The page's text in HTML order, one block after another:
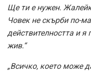
Ще ти е нужен.
Човек не скърби по-
действителността и
жив.“
„Всичко, което може